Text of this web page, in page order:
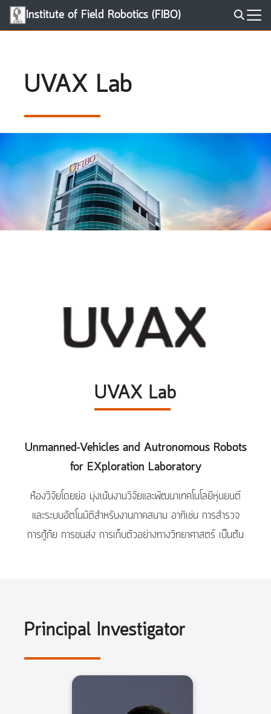
Skip
Institute of Field Robotics (FIBO)
UVAX Lab
UVAX Lab
Unmanned-Vehicles and Autronomous Robots
for EXploration Laboratory
ห้องวิจัยโดยย่อ มุ่งเน้นงานวิจัยและพัฒนาเทคโนโลยีหุ่นยนต์
และระบบอัตโนมัติสำหรับงานภาคสนาม อาทิเช่น การสำรวจ
การกู้ภัย การขนส่ง การเก็บตัวอย่างทางวิทยาศาสตร์ เป็นต้น
Principal Investigator